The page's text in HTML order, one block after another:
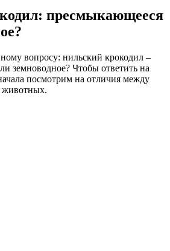
пресмыкающееся
вопросу: нильский крокодил –
земноводное? Чтобы ответить на
посмотрим на отличия между
животных.